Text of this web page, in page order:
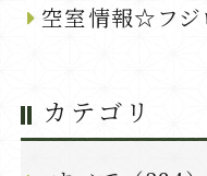
空室情報☆フジ
カテゴリ